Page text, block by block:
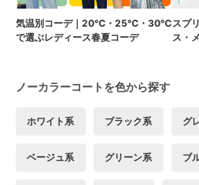
気温別コーデ｜20℃・25℃・30℃
で選ぶレディース春夏コーデ
スプ
ス・
ノーカラーコートを色から探す
ホワイト系 ブラック系 グ
ベージュ系 グリーン系 ブ